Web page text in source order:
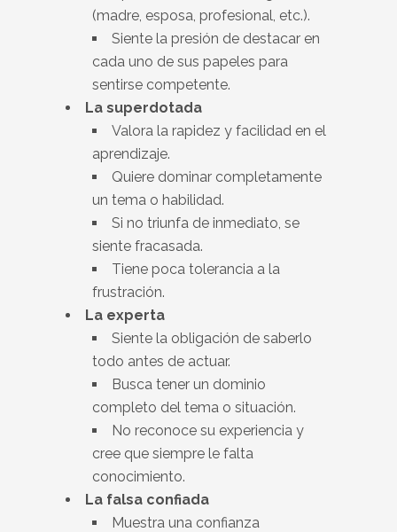
(madre, esposa, profesional, etc.).
Siente la presión de destacar en
cada uno de sus papeles para
sentirse competente.
La superdotada
Valora la rapidez y facilidad en el
aprendizaje.
Quiere dominar completamente
un tema o habilidad.
Si no triunfa de inmediato, se
siente fracasada.
Tiene poca tolerancia a la
frustración.
La experta
Siente la obligación de saberlo
todo antes de actuar.
Busca tener un dominio
completo del tema o situación.
No reconoce su experiencia y
cree que siempre le falta
conocimiento.
La falsa confiada
Muestra una confianza